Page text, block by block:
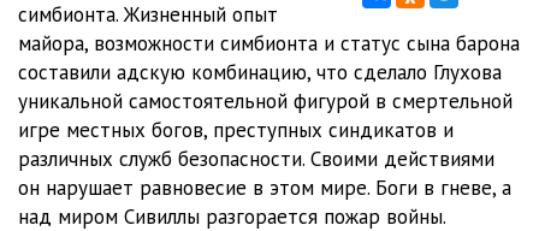
08_01 Разрушитель божественных замыслов
08_02 Разрушитель божественных замыслов 11:57
08_03 Разрушитель божественных замыслов
08_04 Разрушитель божественных замыслов 26:00
09_01 Разрушитель божественных замыслов
симбионта. Жизненный опыт
майора, возможности симбионта и статус сына барона
составили адскую комбинацию, что сделало Глухова
уникальной самостоятельной фигурой в смертельной
игре местных богов, преступных синдикатов и
различных служб безопасности. Своими действиями
он нарушает равновесие в этом мире. Боги в гневе, а
над миром Сивиллы разгорается пожар войны.